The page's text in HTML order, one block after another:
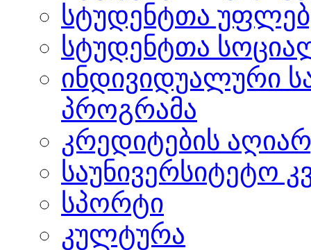
სტუდენტთა
სტუდენტთა
ინდივიდუალური
პროგრამა
კრედიტების
საუნივერსიტეტო
სპორტი
კულტურა